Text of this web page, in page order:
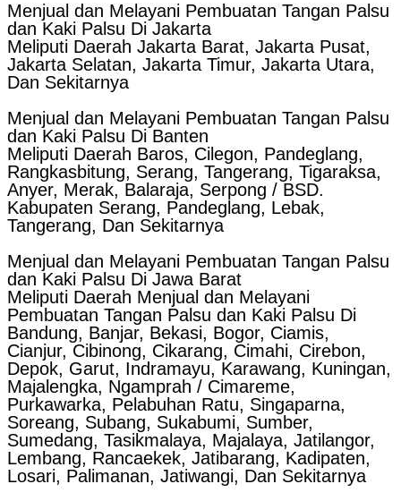
Menjual dan Melayani Pembuatan Tangan Palsu
dan Kaki Palsu Di Jakarta
Meliputi Daerah Jakarta Barat, Jakarta Pusat,
Jakarta Selatan, Jakarta Timur, Jakarta Utara,
Dan Sekitarnya
Menjual dan Melayani Pembuatan Tangan Palsu
dan Kaki Palsu Di Banten
Meliputi Daerah Baros, Cilegon, Pandeglang,
Rangkasbitung, Serang, Tangerang, Tigaraksa,
Anyer, Merak, Balaraja, Serpong / BSD.
Kabupaten Serang, Pandeglang, Lebak,
Tangerang, Dan Sekitarnya
Menjual dan Melayani Pembuatan Tangan Palsu
dan Kaki Palsu Di Jawa Barat
Meliputi Daerah Menjual dan Melayani
Pembuatan Tangan Palsu dan Kaki Palsu Di
Bandung, Banjar, Bekasi, Bogor, Ciamis,
Cianjur, Cibinong, Cikarang, Cimahi, Cirebon,
Depok, Garut, Indramayu, Karawang, Kuningan,
Majalengka, Ngamprah / Cimareme,
Purkawarka, Pelabuhan Ratu, Singaparna,
Soreang, Subang, Sukabumi, Sumber,
Sumedang, Tasikmalaya, Majalaya, Jatilangor,
Lembang, Rancaekek, Jatibarang, Kadipaten,
Losari, Palimanan, Jatiwangi, Dan Sekitarnya